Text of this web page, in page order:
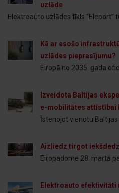
uzlāde
Elektroauto uzlādes tīkls “Eleport”
Kā ar esošo
uzlādes pieprasījumu?
Eiropā no 2035. gada
Izveidota Baltijas
e-mobilitātes attīstībai
Īstenojot vienotu Baltijas
Aizliedz tirgot
Eiropadome 28. martā
Elektroauto efektivitāti